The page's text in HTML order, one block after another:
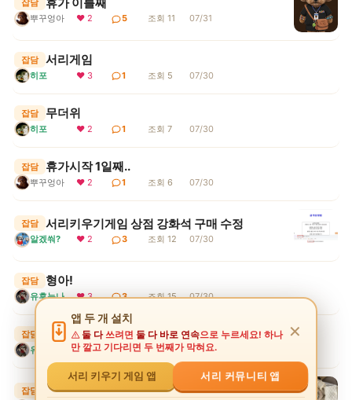
잡담
뿌꾸엉아 ❤ 2 5 조회 11 07/31
잡담 서리게임
히포 ❤ 3 1 조회 5 07/30
잡담 무더위
히포 ❤ 2 1 조회 7 07/30
잡담 휴가시작 1일째..
뿌꾸엉아 ❤ 2 1 조회 6 07/30
잡담 서리키우기게임 상점 강화석 구매 수정
알겠쒀? ❤ 2 3 조회 12 07/30
잡담 형아!
유후눈나 ❤ 3 3 조회 15 07/30
잡담 휴가를 방구석에서ㅠ
유후눈나 ❤ 2 2 조회 9 07/30
잡담 유후 부산가다
앱 두 개 설치
둘 다쓰려면 둘 다 바로 연속으로 누르세요! 하나
만 깔고 기다리면 두 번째가 막혀요.
✕
서리 키우기 게임 앱 서리 커뮤니티 앱